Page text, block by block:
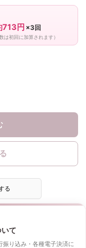
713円 ×3回
は初回に加算されます）
る
て
振り込み・各種電子決済に